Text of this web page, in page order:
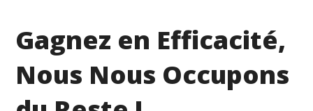
Gagnez en Efficacité,
Nous Nous Occupons